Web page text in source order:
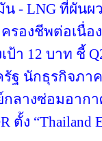
- LNG ที่ผันผ
รองชีพต่อเนื่อง
ป้า 12 บาท ชี้
รัฐ นักธุรกิจภ
กลางซ่อมอาก
ง “Thailand